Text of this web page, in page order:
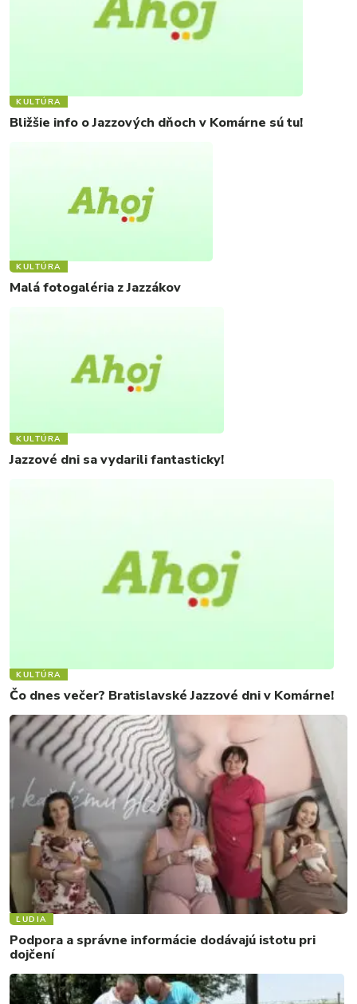
KULTÚRA
Bližšie info o Jazzových dňoch v Komárne sú tu!
KULTÚRA
Malá fotogaléria z Jazzákov
KULTÚRA
Jazzové dni sa vydarili fantasticky!
KULTÚRA
Čo dnes večer? Bratislavské Jazzové dni v Komárne!
ĽUDIA
Podpora a správne informácie dodávajú istotu pri
dojčení